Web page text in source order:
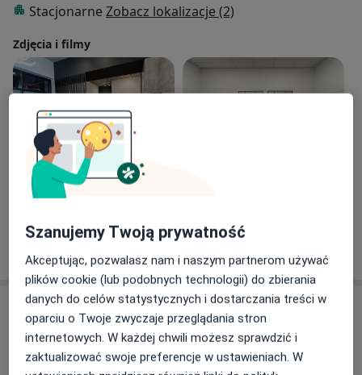
Stacjonarne Zobacz lokalizacje (2)
Zdjęcia i filmy
Zobacz galerię (3)
Pokaż więcejo doświadczeniu
Aktualności
mgr Aleksander Czachorowski
Grunwaldzka 20, 62-200 Gniezno
Szanujemy Twoją prywatność
Akceptując, pozwalasz nam i naszym partnerom używać
plików cookie (lub podobnych technologii) do zbierania
danych do celów statystycznych i dostarczania treści w
oparciu o Twoje zwyczaje przeglądania stron
internetowych. W każdej chwili możesz sprawdzić i
zaktualizować swoje preferencje w ustawieniach. W